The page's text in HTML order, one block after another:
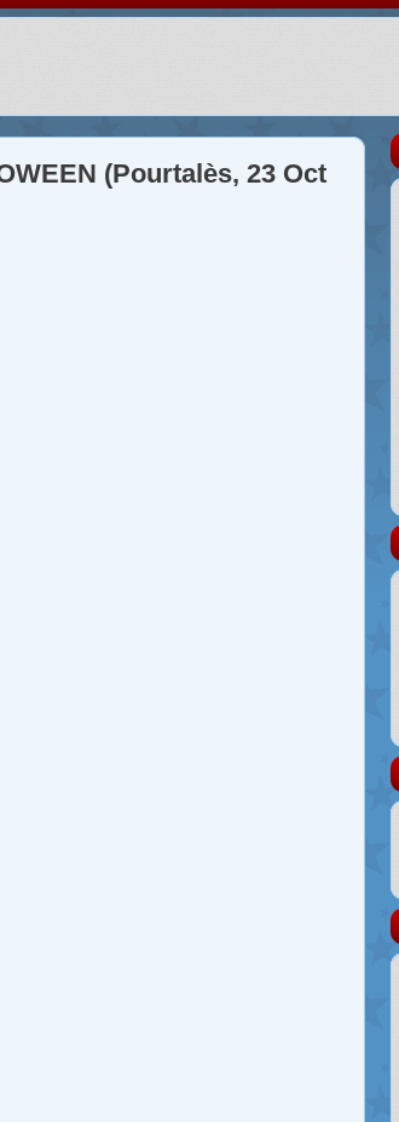
(Pourtalès, 23 Oct